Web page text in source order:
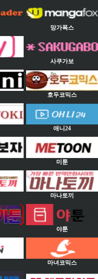
망가폭스
사쿠가보
호두코믹스
애니24
미툰
마나토끼
야툰
마녀코믹스